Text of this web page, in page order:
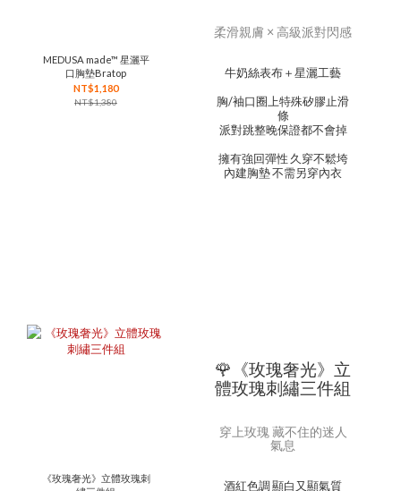
MEDUSA made™ 星灑平
口胸墊Bratop
NT$1,180
NT$1,380
柔滑親膚 × 高級派對閃感
牛奶絲表布＋星灑工藝
胸/袖口圈上特殊矽膠止滑
條
派對跳整晚保證都不會掉
擁有強回彈性 久穿不鬆垮
內建胸墊 不需另穿內衣
《玫瑰奢光》立體玫瑰刺
🌹《玫瑰奢光》立
體玫瑰刺繡三件組
穿上玫瑰 藏不住的迷人
氣息
酒紅色調 顯白又顯氣質